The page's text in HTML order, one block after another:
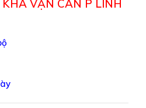
KHA VẠN CÂN P LINH